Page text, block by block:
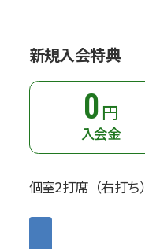
新規入会特典
0円
入会金
個室2打席（右打ち）